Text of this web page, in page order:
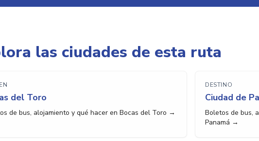
las ciudades de esta ruta
del Toro
de bus, alojamiento y qué hacer en Bocas del Toro →
DESTINO
Ciudad de
Boletos de bus,
Panamá →